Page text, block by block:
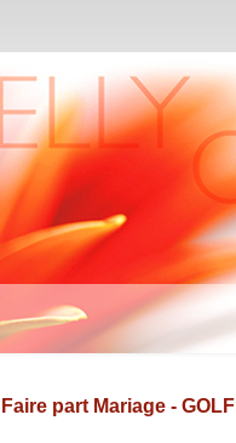
Faire part Mariage - GOLF